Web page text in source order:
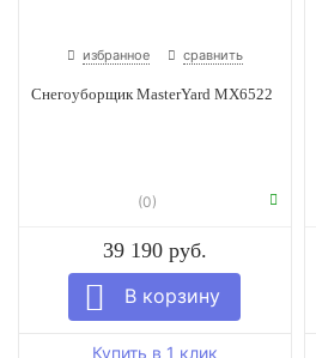
избранное сравнить
Снегоуборщик MasterYard MX6522
(0)
39 190 руб.